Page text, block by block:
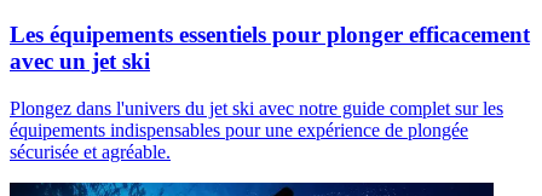
Les équipements essentiels pour plonger efficacement
avec un jet ski
Plongez dans l'univers du jet ski avec notre guide complet sur les
équipements indispensables pour une expérience de plongée
sécurisée et agréable.